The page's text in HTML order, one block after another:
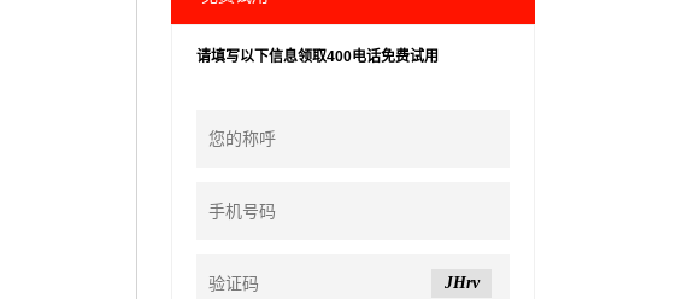
请填写以下信息领取400电话免费试用
JHrv